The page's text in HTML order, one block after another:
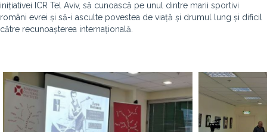
inițiativei ICR Tel Aviv, să cunoască pe unul dintre marii sportivi
români evrei și să-i asculte povestea de viață și drumul lung și dificil
către recunoașterea internațională.